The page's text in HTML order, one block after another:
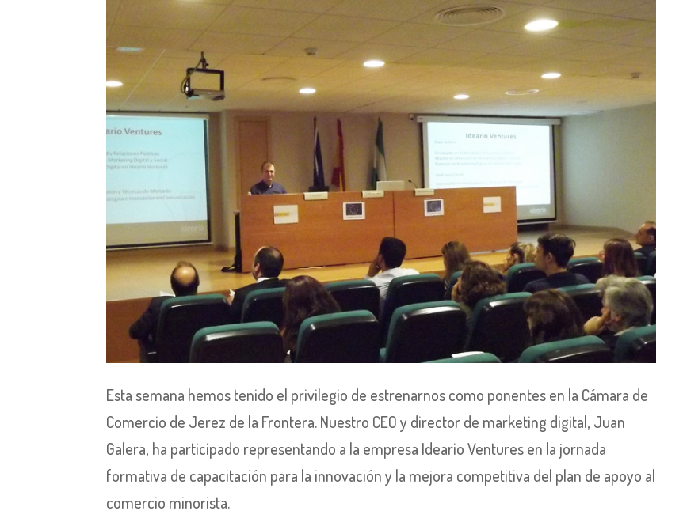
Esta semana hemos tenido el privilegio de estrenarnos como ponentes en la Cámara de
Comercio de Jerez de la Frontera. Nuestro CEO y director de marketing digital, Juan
Galera, ha participado representando a la empresa Ideario Ventures en la jornada
formativa de capacitación para la innovación y la mejora competitiva del plan de apoyo al
comercio minorista.